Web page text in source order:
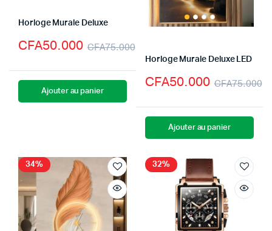
Horloge Murale Deluxe
CFA75.000
CFA50.000
Ajouter au panier
Horloge Murale Deluxe LED
CFA75.000
CFA50.000
Ajouter au panier
34% 32%